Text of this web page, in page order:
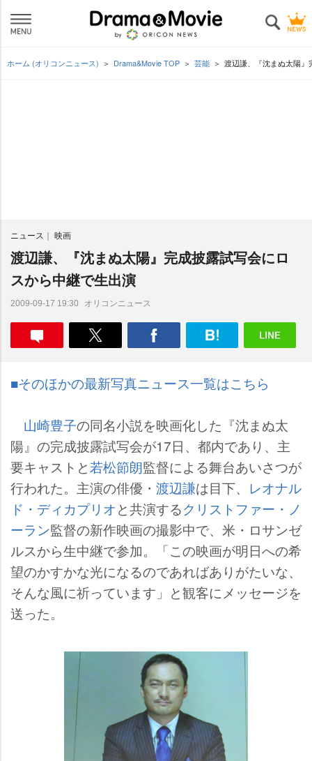
ホーム (オリコンニュース) Drama&Movie TOP 芸能 渡辺謙、『沈まぬ太陽
ニュース 映画
渡辺謙、『沈まぬ太陽』完成披露試写会にロ
スから中継で生出演
2009-09-17 19:30 オリコンニュース
■そのほかの最新写真ニュース一覧はこちら
山崎豊子の同名小説を映画化した『沈まぬ太
陽』の完成披露試写会が17日、都内であり、主
要キャストと若松節朗監督による舞台あいさつが
行われた。主演の俳優・ 渡辺謙は目下、
レオナル
ド・ディカプリオと共演するクリストファー・ノ
ーラン監督の新作映画の撮影中で、米・ロサンゼ
ルスから生中継で参加。「この映画が明日への希
望のかすかな光になるのであればありがたいな、
そんな風に祈っています」と観客にメッセージを
送った。